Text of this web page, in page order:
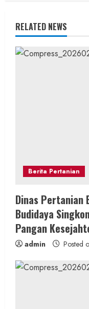
e
R
RELATED NEWS
Berita Pertanian
Dinas Pertanian
Budidaya
Pangan
admin Posted